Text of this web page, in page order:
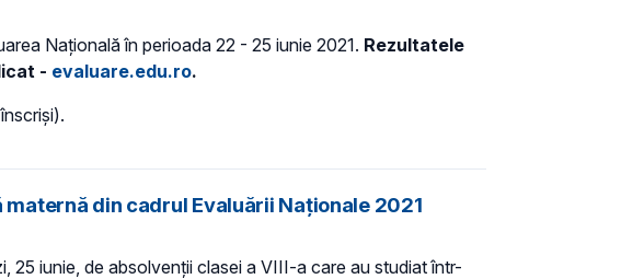
Națională în perioada 22 - 25 iunie 2021. Rezultatele
- evaluare.edu.ro.
din cadrul Evaluării Naționale 2021
25 iunie, de absolvenții clasei a VIII-a care au studiat într-